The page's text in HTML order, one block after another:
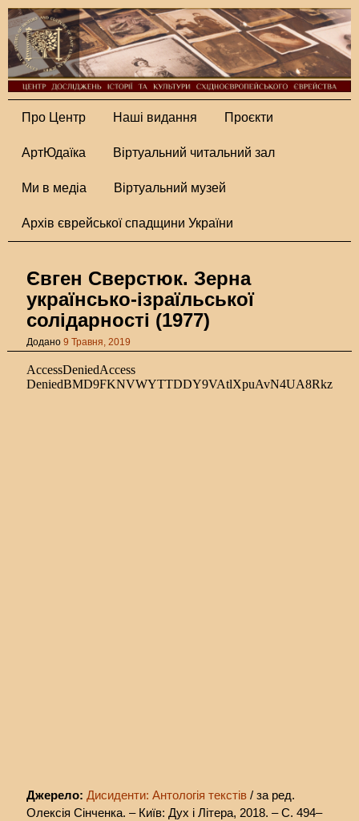
Про Центр Наші видання Проєкти
АртЮдаїка Віртуальний читальний зал
Ми в медіа Віртуальний музей
Архів єврейської спадщини України
Євген Сверстюк. Зерна
українсько-ізраїльської
солідарності (1977)
Додано 9 Травня, 2019
Джерело: Дисиденти: Антологія текстів/ за ред.
Олексія Сінченка. – Київ: Дух і Літера, 2018. – С. 494–